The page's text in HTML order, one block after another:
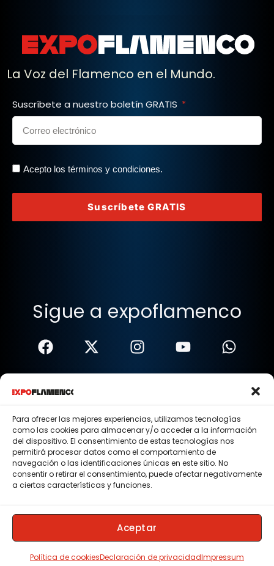
Para ofrecer las mejores experiencias, utilizamos tecnologías
como las cookies para almacenar y/o acceder a la información
del dispositivo. El consentimiento de estas tecnologías nos
permitirá procesar datos como el comportamiento de
navegación o las identificaciones únicas en este sitio. No
consentir o retirar el consentimiento, puede afectar negativamente
a ciertas características y funciones.
Aceptar
Política de cookiesDeclaración de privacidadImpressum
La Voz del Flamenco en el Mundo.
Suscríbete a nuestro boletín GRATIS
Acepto los términos y condiciones.
Suscríbete GRATIS
Sigue a expoflamenco
Términos Y Condiciones
Política De Privacidad
Política De Cookies
Aviso Legal
© 2015 - 2026 . Todos los derechos reservados.
Contacto
Membresias